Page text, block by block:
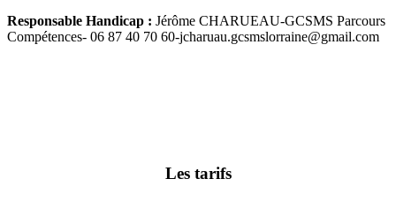
Responsable Handicap : Jérôme CHARUEAU-GCSMS Parcours
Compétences- 06 87 40 70 60-jcharuau.gcsmslorraine@gmail.com
Les tarifs